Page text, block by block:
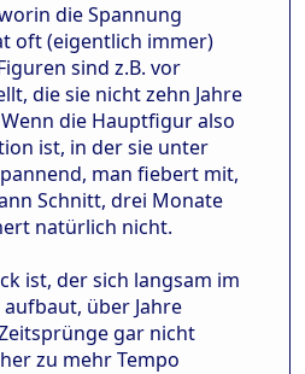
die Spannung
oft (eigentlich immer)
sind z.B. vor
die sie nicht zehn Jahre
die Hauptfigur also
ist, in der sie unter
man fiebert mit,
Schnitt, drei Monate
natürlich nicht.
ist, der sich langsam im
über Jahre
gar nicht
zu mehr Tempo